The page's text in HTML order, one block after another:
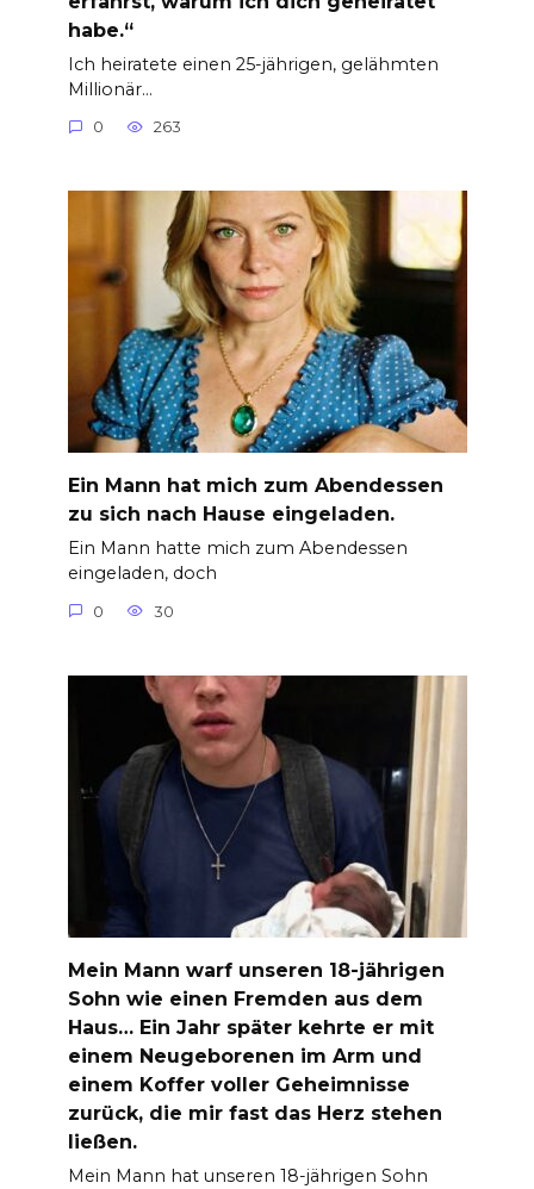
habe.“
Ich heiratete einen 25-jährigen, gelähmten
Millionär…
0 263
Ein Mann hat mich zum Abendessen
zu sich nach Hause eingeladen.
Ein Mann hatte mich zum Abendessen
eingeladen, doch
0 30
Mein Mann warf unseren 18-jährigen
Sohn wie einen Fremden aus dem
Haus… Ein Jahr später kehrte er mit
einem Neugeborenen im Arm und
einem Koffer voller Geheimnisse
zurück, die mir fast das Herz stehen
ließen.
Mein Mann hat unseren 18-jährigen Sohn